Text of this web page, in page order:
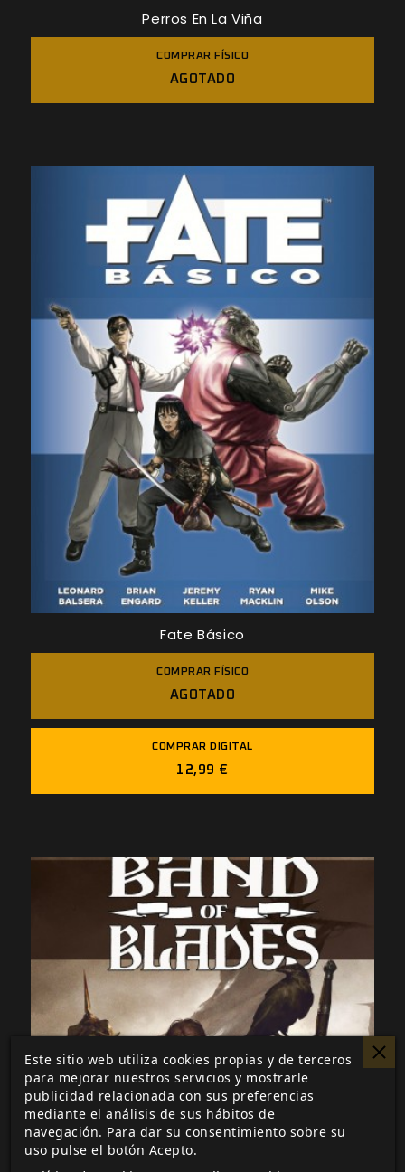
Perros En La Viña
COMPRAR FÍSICO
AGOTADO
Fate Básico
COMPRAR FÍSICO
AGOTADO
COMPRAR DIGITAL
12,99 €
Este sitio web utiliza cookies propias y de terceros
para mejorar nuestros servicios y mostrarle
publicidad relacionada con sus preferencias
mediante el análisis de sus hábitos de
navegación. Para dar su consentimiento sobre su
uso pulse el botón Acepto.